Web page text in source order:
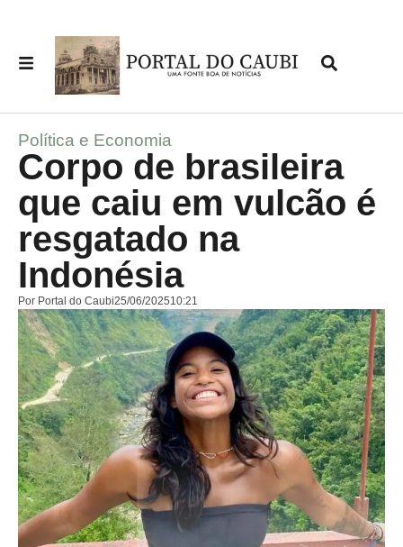
Política e Economia
Corpo de brasileira
que caiu em vulcão é
resgatado na
Indonésia
Por Portal do Caubi25/06/202510:21